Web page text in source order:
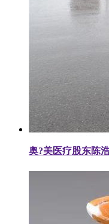
奥?美医疗股东陈